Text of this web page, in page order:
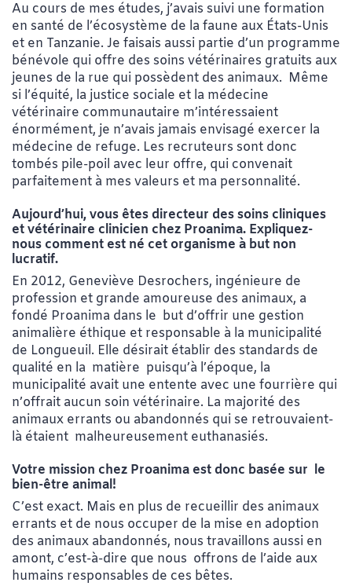
Au cours de mes études, j’avais suivi une formation
en santé de l’écosystème de la faune aux États-Unis
et en Tanzanie. Je faisais aussi partie d’un programme
bénévole qui offre des soins vétérinaires gratuits aux
jeunes de la rue qui possèdent des animaux. Même
si l’équité, la justice sociale et la médecine
vétérinaire communautaire m’intéressaient
énormément, je n’avais jamais envisagé exercer la
médecine de refuge. Les recruteurs sont donc
tombés pile-poil avec leur offre, qui convenait
parfaitement à mes valeurs et ma personnalité.
Aujourd’hui, vous êtes directeur des soins cliniques
et vétérinaire clinicien chez Proanima. Expliquez-
nous comment est né cet organisme à but non
lucratif.
En 2012, Geneviève Desrochers, ingénieure de
profession et grande amoureuse des animaux, a
fondé Proanima dans le but d’offrir une gestion
animalière éthique et responsable à la municipalité
de Longueuil. Elle désirait établir des standards de
qualité en la matière puisqu’à l’époque, la
municipalité avait une entente avec une fourrière qui
n’offrait aucun soin vétérinaire. La majorité des
animaux errants ou abandonnés qui se retrouvaient-
là étaient malheureusement euthanasiés.
Votre mission chez Proanima est donc basée sur le
bien-être animal!
C’est exact. Mais en plus de recueillir des animaux
errants et de nous occuper de la mise en adoption
des animaux abandonnés, nous travaillons aussi en
amont, c’est-à-dire que nous offrons de l’aide aux
humains responsables de ces bêtes.